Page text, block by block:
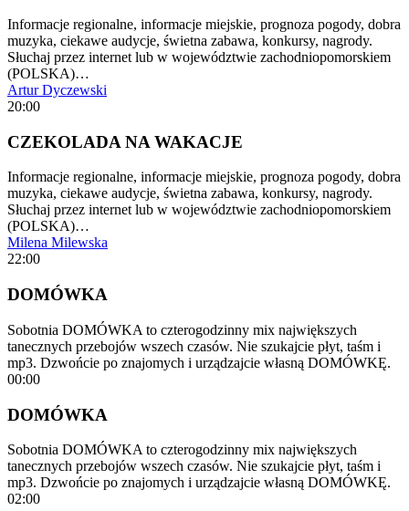
Informacje regionalne, informacje miejskie, prognoza pogody, dobra
muzyka, ciekawe audycje, świetna zabawa, konkursy, nagrody.
Słuchaj przez internet lub w województwie zachodniopomorskiem
(POLSKA)…
Artur Dyczewski
20:00
CZEKOLADA NA WAKACJE
Informacje regionalne, informacje miejskie, prognoza pogody, dobra
muzyka, ciekawe audycje, świetna zabawa, konkursy, nagrody.
Słuchaj przez internet lub w województwie zachodniopomorskiem
(POLSKA)…
Milena Milewska
22:00
DOMÓWKA
Sobotnia DOMÓWKA to czterogodzinny mix największych
tanecznych przebojów wszech czasów. Nie szukajcie płyt, taśm i
mp3. Dzwońcie po znajomych i urządzajcie własną DOMÓWKĘ.
00:00
DOMÓWKA
Sobotnia DOMÓWKA to czterogodzinny mix największych
tanecznych przebojów wszech czasów. Nie szukajcie płyt, taśm i
mp3. Dzwońcie po znajomych i urządzajcie własną DOMÓWKĘ.
02:00